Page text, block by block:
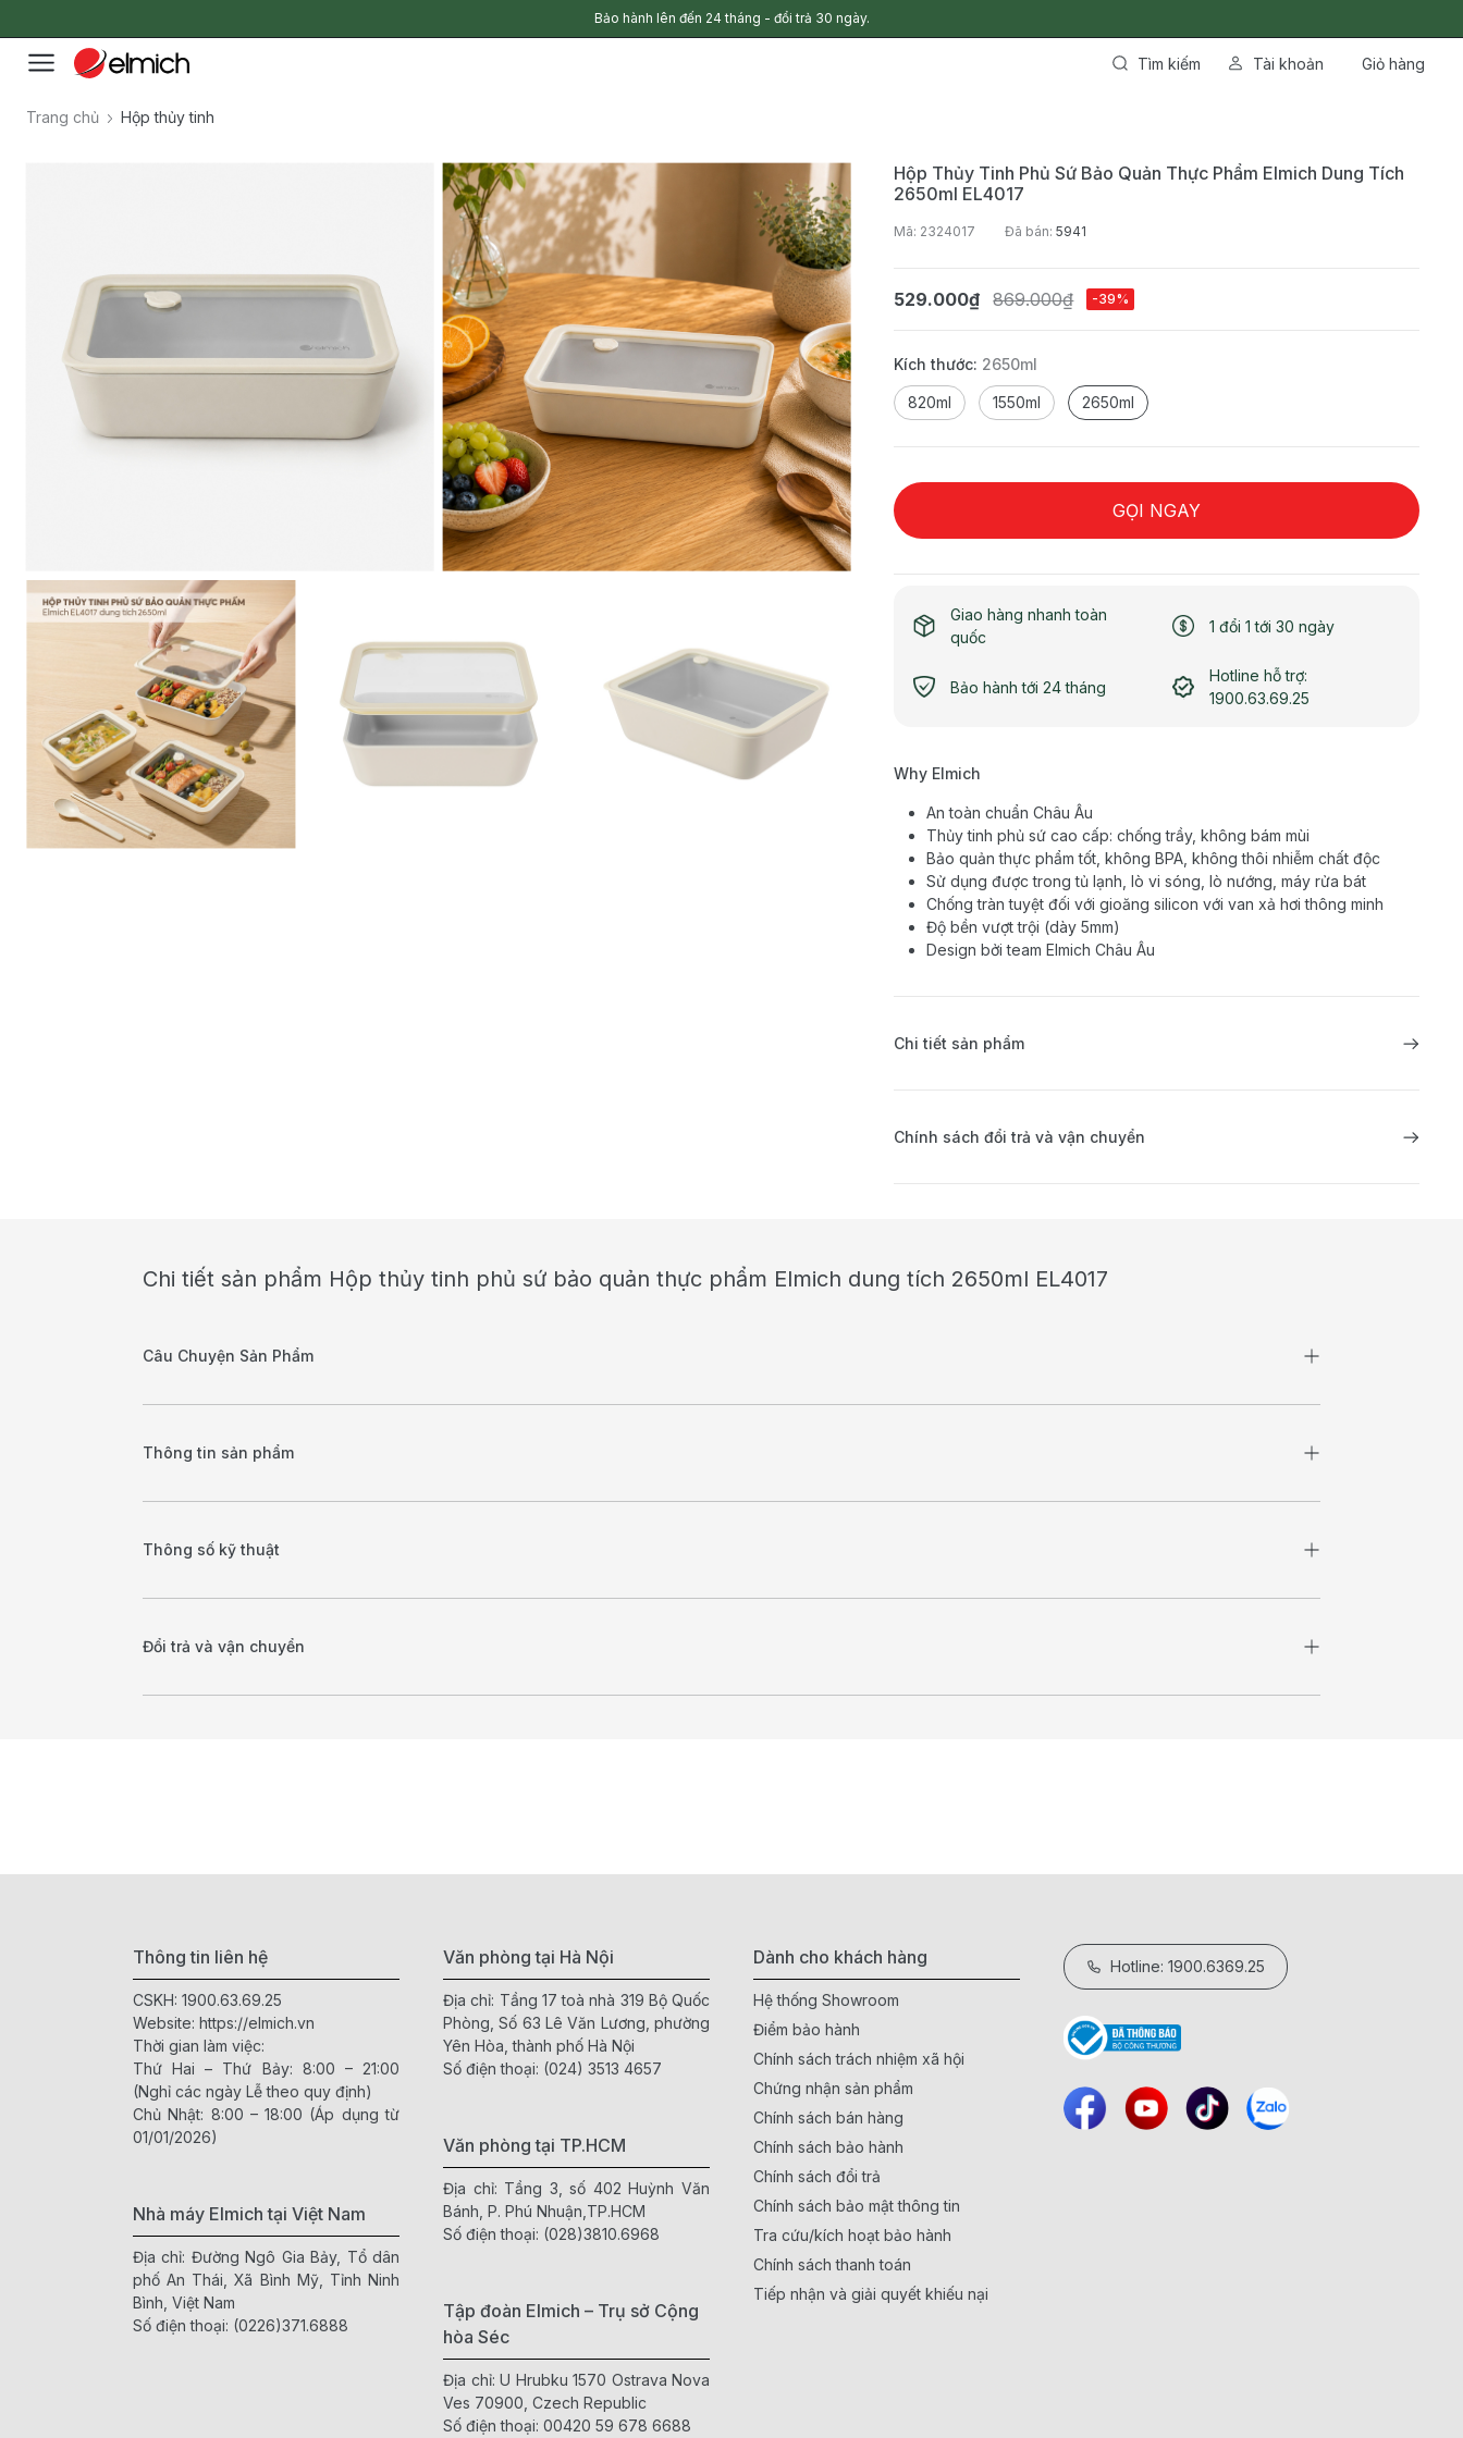
Bảo hành lên đến 24 tháng - đổi trả 30 ngày.
Tìm kiếm Tài khoản Giỏ hàng
Trang chủ Hộp thủy tinh
Hộp Thủy Tinh Phủ Sứ Bảo Quản Thực Phẩm Elmich Dung Tích
2650ml EL4017
Mã: 2324017 Đã bán:5941
529.000₫ 869.000₫ -39%
Kích thước: 2650ml
820ml 1550ml 2650ml
GỌI NGAY
Giao hàng nhanh toàn
quốc
1 đổi 1 tới 30 ngày
Bảo hành tới 24 tháng
Hotline hỗ trợ:
1900.63.69.25
Why Elmich
An toàn chuẩn Châu Âu
Thủy tinh phủ sứ cao cấp: chống trầy, không bám mùi
Bảo quản thực phẩm tốt, không BPA, không thôi nhiễm chất độc
Sử dụng được trong tủ lạnh, lò vi sóng, lò nướng, máy rửa bát
Chống tràn tuyệt đối với gioăng silicon với van xả hơi thông minh
Độ bền vượt trội (dày 5mm)
Design bởi team Elmich Châu Âu
Chi tiết sản phẩm
Chính sách đổi trả và vận chuyển
Chi tiết sản phẩm Hộp thủy tinh phủ sứ bảo quản thực phẩm Elmich dung tích 2650ml EL4017
Câu Chuyện Sản Phẩm
Thông tin sản phẩm
Thông số kỹ thuật
Đổi trả và vận chuyển
Thông tin liên hệ
CSKH: 1900.63.69.25
Website: https://elmich.vn
Thời gian làm việc:
Thứ Hai – Thứ Bảy: 8:00 – 21:00
(Nghỉ các ngày Lễ theo quy định)
Chủ Nhật: 8:00 – 18:00 (Áp dụng từ
01/01/2026)
Nhà máy Elmich tại Việt Nam
Địa chỉ: Đường Ngô Gia Bảy, Tổ dân
phố An Thái, Xã Bình Mỹ, Tỉnh Ninh
Bình, Việt Nam
Số điện thoại: (0226)371.6888
Văn phòng tại Hà Nội
Địa chỉ: Tầng 17 toà nhà 319 Bộ Quốc
Phòng, Số 63 Lê Văn Lương, phường
Yên Hòa, thành phố Hà Nội
Số điện thoại: (024) 3513 4657
Văn phòng tại TP.HCM
Địa chỉ: Tầng 3, số 402 Huỳnh Văn
Bánh, P. Phú Nhuận,TP.HCM
Số điện thoại: (028)3810.6968
Tập đoàn Elmich – Trụ sở Cộng
hòa Séc
Địa chỉ: U Hrubku 1570 Ostrava Nova
Ves 70900, Czech Republic
Số điện thoại: 00420 59 678 6688
Dành cho khách hàng
Hệ thống Showroom
Điểm bảo hành
Chính sách trách nhiệm xã hội
Chứng nhận sản phẩm
Chính sách bán hàng
Chính sách bảo hành
Chính sách đổi trả
Chính sách bảo mật thông tin
Tra cứu/kích hoạt bảo hành
Chính sách thanh toán
Tiếp nhận và giải quyết khiếu nại
Hotline: 1900.6369.25